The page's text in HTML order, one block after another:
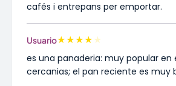
cafés i entrepans per emportar.
Usuario★★★★ ★
es una panaderia: muy popular en
cercanias; el pan reciente es muy